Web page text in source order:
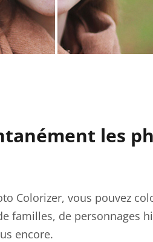
les
Colorizer, vous pouvez
familles, de personnages
encore.